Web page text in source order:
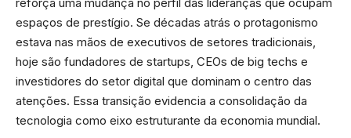
espaços de prestígio. Se décadas atrás o protagonismo
estava nas mãos de executivos de setores tradicionais,
hoje são fundadores de startups, CEOs de big techs e
investidores do setor digital que dominam o centro das
atenções. Essa transição evidencia a consolidação da
tecnologia como eixo estruturante da economia mundial.